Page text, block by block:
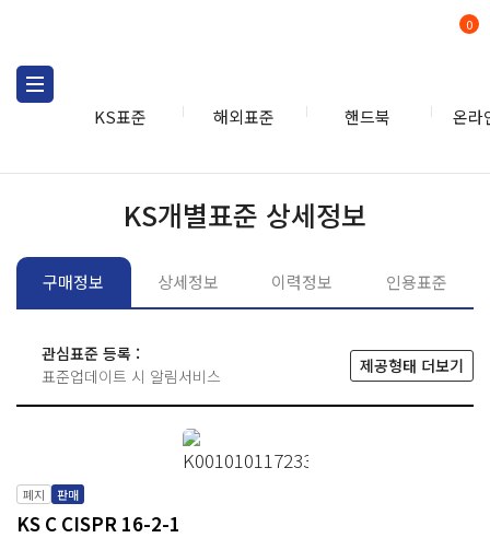
KS표준 해외표준 핸드북 온라
0
KS개별표준 상세정보
구매정보 상세정보 이력정보 인용표준
관심표준 등록 :
표준업데이트 시 알림서비스
제공형태 더보기
폐지 판매
KS C CISPR 16-2-1